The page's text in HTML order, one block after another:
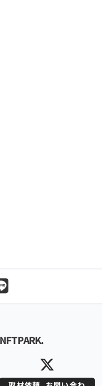
NFTPARK.